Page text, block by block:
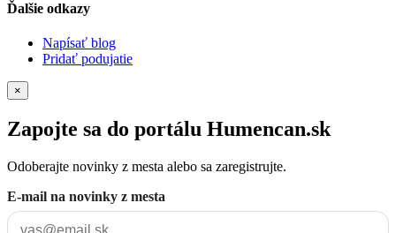
Ďalšie odkazy
Napísať blog
Pridať podujatie
×
Zapojte sa do portálu Humencan.sk
Odoberajte novinky z mesta alebo sa zaregistrujte.
E-mail na novinky z mesta